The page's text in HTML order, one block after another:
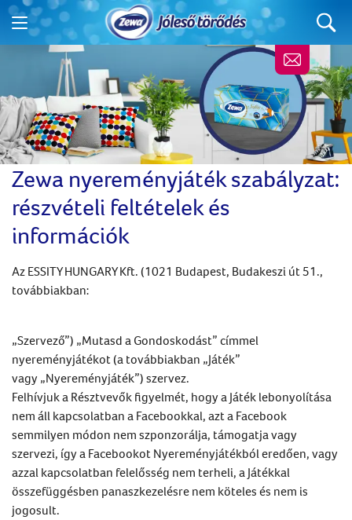
Zewa nyereményjáték szabályzat:
részvételi feltételek és
információk
Az ESSITY HUNGARY Kft. (1021 Budapest, Budakeszi út 51.,
továbbiakban:
„Szervező”) „Mutasd a Gondoskodást” címmel
nyereményjátékot (a továbbiakban „Játék”
vagy „Nyereményjáték”) szervez.
Felhívjuk a Résztvevők figyelmét, hogy a Játék lebonyolítása
nem áll kapcsolatban a Facebookkal, azt a Facebook
semmilyen módon nem szponzorálja, támogatja vagy
szervezi, így a Facebookot Nyereményjátékból eredően, vagy
azzal kapcsolatban felelősség nem terheli, a Játékkal
összefüggésben panaszkezelésre nem köteles és nem is
jogosult.